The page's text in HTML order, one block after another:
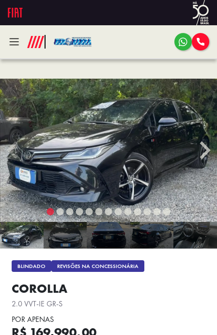
BLINDADO REVISÕES NA CONCESSIONÁRIA
COROLLA
2.0 VVT-IE GR-S
POR APENAS